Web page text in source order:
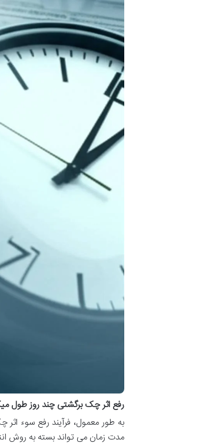
رفع اثر چک برگشتی چند روز طول
به طور معمول، فرآیند رفع سوء
مدت زمان می تواند بسته به روش